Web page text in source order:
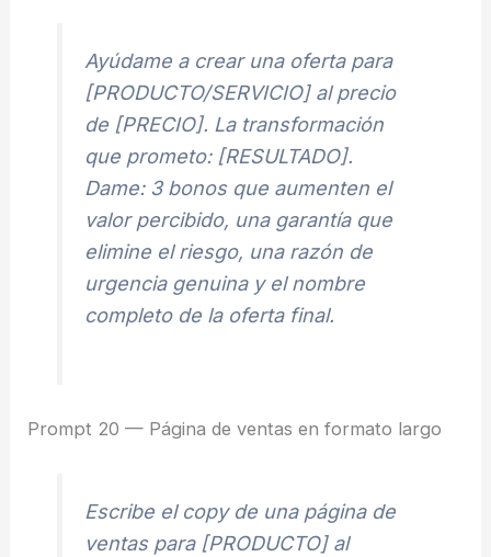
Ayúdame a crear una oferta para
[PRODUCTO/SERVICIO] al precio
de [PRECIO]. La transformación
que prometo: [RESULTADO].
Dame: 3 bonos que aumenten el
valor percibido, una garantía que
elimine el riesgo, una razón de
urgencia genuina y el nombre
completo de la oferta final.
Prompt 20 — Página de ventas en formato largo
Escribe el copy de una página de
ventas para [PRODUCTO] al